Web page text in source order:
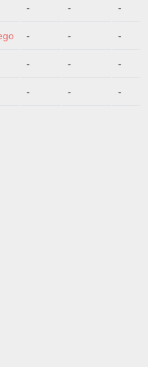
- - -
- - -
- - -
- - -